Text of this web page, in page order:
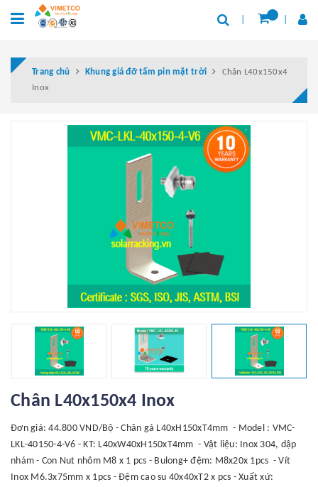
Trang chủ Khung giá đỡ tấm pin mặt trời
Chân L40x150x4
Inox
Chân L40x150x4 Inox
Đơn giá: 44.800 VND/Bộ - Chân gá L40xH150xT4mm - Model : VMC-
LKL-40150-4-V6 - KT: L40xW40xH150xT4mm - Vật liệu: Inox 304, dập
nhám - Con Nut nhôm M8 x 1 pcs - Bulong+ đệm: M8x20x 1pcs - Vít
Inox M6.3x75mm x 1pcs - Đệm cao su 40x40xT2 x pcs - Xuất xứ: